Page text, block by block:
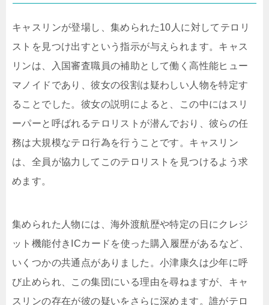
キャスリンが登場し、集められた10人に対してテロリ
ストを見つけ出すという指示が与えられます。キャス
リンは、入国審査職員の補助として働く高性能ヒュー
マノイドであり、彼女の役割は疑わしい人物を特定す
ることでした。彼女の説明によると、この中にはスリ
ーパーと呼ばれるテロリストが潜んでおり、彼らの任
務は大規模なテロ行為を行うことです。キャスリン
は、全員が協力してこのテロリストを見つけるよう求
めます。
集められた人物には、海外渡航歴や特定の日にクレジ
ット機能付きICカードを使った購入履歴があるなど、
いくつかの共通点がありました。小津康久は少年に呼
び止められ、この集団にいる理由を尋ねますが、キャ
スリンの存在が彼の疑いをさらに深めます。誰がテロ